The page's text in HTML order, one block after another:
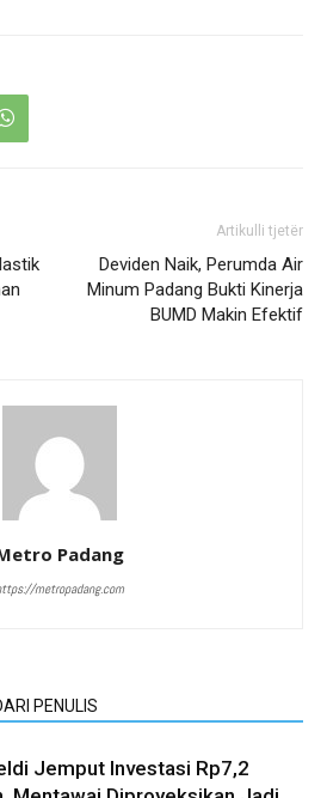
Artikulli tjetër
Deviden Naik, Perumda Air
Minum Padang Bukti Kinerja
BUMD Makin Efektif
Padang
metropadang.com
PENULIS
Jemput Investasi Rp7,2